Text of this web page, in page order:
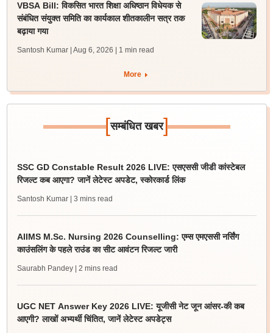
VBSA Bill: विकसित भारत शिक्षा अधिष्ठान विधेयक से
संबंधित संयुक्त समिति का कार्यकाल शीतकालीन सत्र तक
बढ़ाया गया
Santosh Kumar | Aug 6, 2026 | 1 min read
More
[सम्बंधित खबर]
SSC GD Constable Result 2026 LIVE: एसएससी जीडी कांस्टेबल
रिजल्ट कब आएगा? जानें लेटेस्ट अपडेट, स्कोरकार्ड लिंक
Santosh Kumar | 3 mins read
AIIMS M.Sc. Nursing 2026 Counselling: एम्स एमएससी नर्सिंग
काउंसलिंग के पहले राउंड का सीट आवंटन रिजल्ट जारी
Saurabh Pandey | 2 mins read
UGC NET Answer Key 2026 LIVE: यूजीसी नेट जून आंसर-की कब
आएगी? लाखों अभ्यर्थी चिंतित, जानें लेटेस्ट अपडेट्स